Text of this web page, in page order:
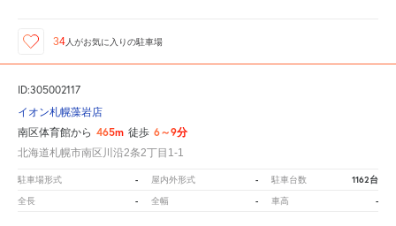
34 人がお気に入りの駐車場
ID:305002117
イオン札幌藻岩店
南区体育館から 465m 徒歩 6～9分
北海道札幌市南区川沿2条2丁目1-1
駐車場形式 - 屋内外形式 - 駐車台数 1162台
全長 - 全幅 - 車高 -